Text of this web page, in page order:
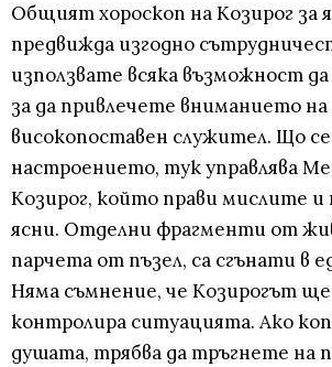
Общият хороскоп на Козирог за
предвижда изгодно
използвате всяка възможност
за да привлечете вниманието на
високопоставен служител. Що
настроението, тук управлява
Козирог, който прави мислите и
ясни. Отделни фрагменти от
парчета от пъзел, са сгънати в
Няма съмнение, че Козирогът ще
контролира ситуацията. Ако
душата, трябва да тръгнете на